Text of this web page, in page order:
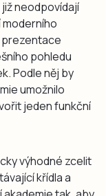
neodpovídají
prezentace
pohledu
Podle něj by
umožnilo
jeden funkční
výhodné zcelit
křídla a